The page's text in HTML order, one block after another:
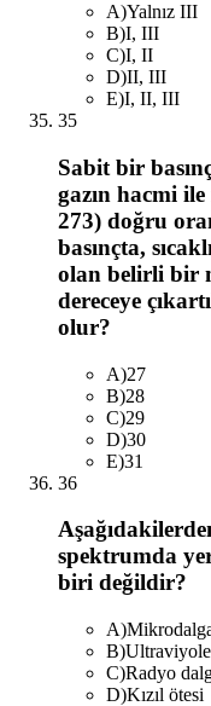
A)Yalnız III
B)I, III
C)I, II
D)II, III
E)I, II, III
35
Sabit bir
gazın hacmi
273) doğru
basınçta,
olan belirli bir
dereceye
olur?
A)27
B)28
C)29
D)30
E)31
36
spektrumda
biri değildir?
A)
B)Ultraviyole
C)Radyo
D)Kızıl ötesi